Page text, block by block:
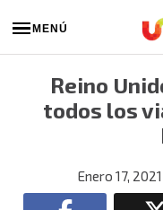
MENÚ
Reino
todos los
Enero 17, 2021